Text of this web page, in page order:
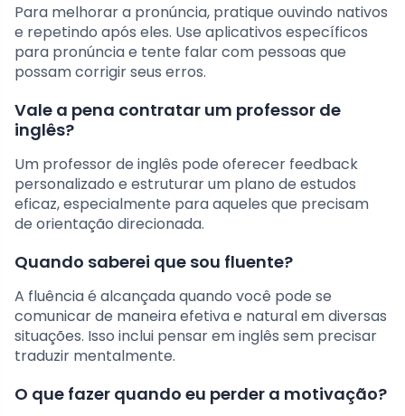
Para melhorar a pronúncia, pratique ouvindo nativos
e repetindo após eles. Use aplicativos específicos
para pronúncia e tente falar com pessoas que
possam corrigir seus erros.
Vale a pena contratar um professor de
inglês?
Um professor de inglês pode oferecer feedback
personalizado e estruturar um plano de estudos
eficaz, especialmente para aqueles que precisam
de orientação direcionada.
Quando saberei que sou fluente?
A fluência é alcançada quando você pode se
comunicar de maneira efetiva e natural em diversas
situações. Isso inclui pensar em inglês sem precisar
traduzir mentalmente.
O que fazer quando eu perder a motivação?